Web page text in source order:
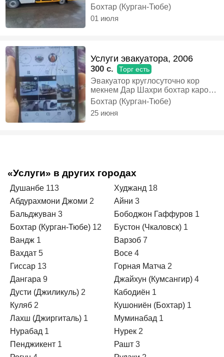
Бохтар (Курган-Тюбе)
01 июля
Услуги эвакуатора, 2006
300 c. Торг есть
Эвакуатор круглосуточно кор
мекнем Дар Шахри бохтар карор
дорем, Дизель, бортовой
Бохтар (Курган-Тюбе)
25 июня
«Услуги» в других городах
Душанбе 113 Худжанд 18
Абдурахмони Джоми 2 Айни 3
Бальджуван 3 Бободжон Гаффуров 1
Бохтар (Курган-Тюбе) 12 Бустон (Чкаловск) 1
Вандж 1 Варзоб 7
Вахдат 5 Восе 4
Гиссар 13 Горная Матча 2
Дангара 9 Джайхун (Кумсангир) 4
Дусти (Джиликуль) 2 Кабодиён 1
Куляб 2 Кушониён (Бохтар) 1
Лахш (Джиргиталь) 1 Муминабад 1
Нурабад 1 Нурек 2
Пенджикент 1 Рашт 3